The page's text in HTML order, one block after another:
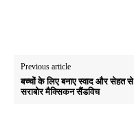
Previous article
बच्चों के लिए बनाए स्वाद और सेहत से
सराबोर मैक्सिकन सैंडविच